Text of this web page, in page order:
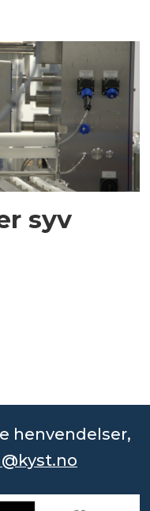
syv
henvendelser,